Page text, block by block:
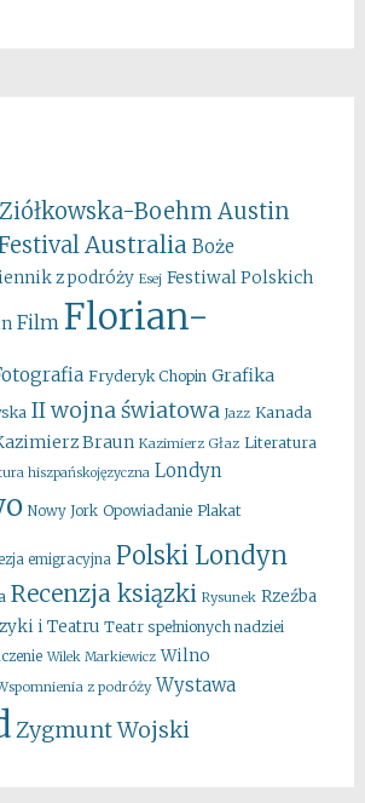
Boehm Austin
Australia Boże
z podróży Esej Festiwal Polskich
Film Florian-
Fryderyk Chopin Grafika
II wojna światowa Jazz Kanada
Braun Kazimierz Głaz Literatura
hiszpańskojęzyczna Londyn
Nowy Jork Opowiadanie Plakat
emigracyjna Polski Londyn
Recenzja ksiązki Rysunek Rzeźba
i Teatru Teatr spełnionych nadziei
Wilek Markiewicz Wilno
z podróży Wystawa
Zygmunt Wojski